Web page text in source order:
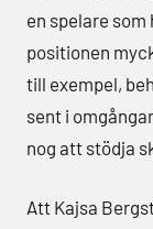
en spelare
positionen
till exempel,
sent i
nog att stödja
Att Kajsa